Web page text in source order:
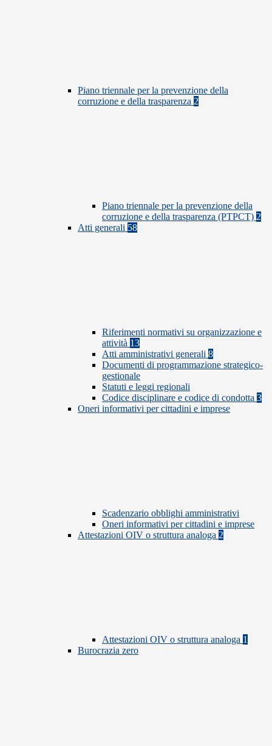
Piano triennale per la prevenzione della
corruzione e della trasparenza 2
Piano triennale per la prevenzione della
corruzione e della trasparenza (PTPCT) 2
Atti generali 58
Riferimenti normativi su organizzazione e
attività 13
Atti amministrativi generali 8
Documenti di programmazione strategico-
gestionale
Statuti e leggi regionali
Codice disciplinare e codice di condotta 3
Oneri informativi per cittadini e imprese
Scadenzario obblighi amministrativi
Oneri informativi per cittadini e imprese
Attestazioni OIV o struttura analoga 2
Attestazioni OIV o struttura analoga 1
Burocrazia zero